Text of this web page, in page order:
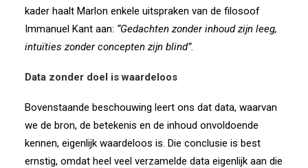
kader haalt Marlon enkele uitspraken van de filosoof
Immanuel Kant aan: “Gedachten zonder inhoud zijn leeg,
intuïties zonder concepten zijn blind”.
Data zonder doel is waardeloos
Bovenstaande beschouwing leert ons dat data, waarvan
we de bron, de betekenis en de inhoud onvoldoende
kennen, eigenlijk waardeloos is. Die conclusie is best
ernstig, omdat heel veel verzamelde data eigenlijk aan die